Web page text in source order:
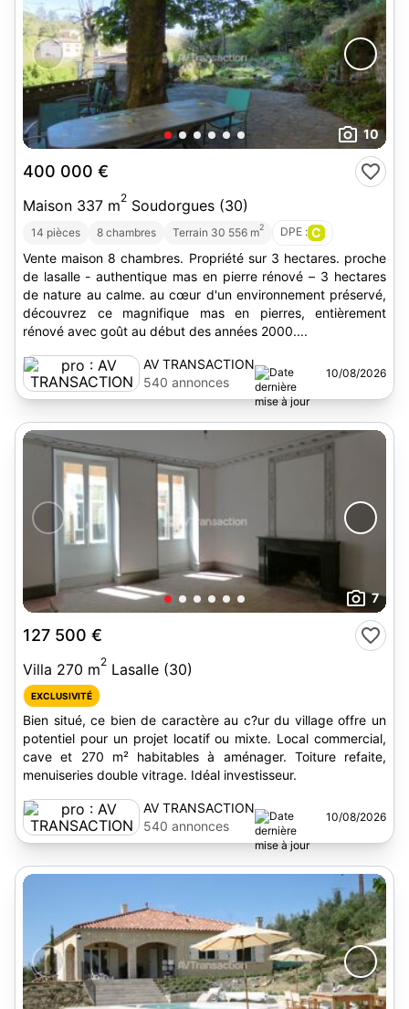
10
400 000 €
Maison 337 m2 Soudorgues (30)
14 pièces 8 chambres Terrain 30 556 m2 DPE : C
Vente maison 8 chambres. Propriété sur 3 hectares. proche
de lasalle - authentique mas en pierre rénové – 3 hectares
de nature au calme. au cœur d'un environnement préservé,
découvrez ce magnifique mas en pierres, entièrement
rénové avec goût au début des années 2000....
AV TRANSACTION
540 annonces
10/08/2026
7
127 500 €
Villa 270 m2 Lasalle (30)
EXCLUSIVITÉ
Bien situé, ce bien de caractère au c?ur du village offre un
potentiel pour un projet locatif ou mixte. Local commercial,
cave et 270 m² habitables à aménager. Toiture refaite,
menuiseries double vitrage. Idéal investisseur.
AV TRANSACTION
540 annonces
10/08/2026